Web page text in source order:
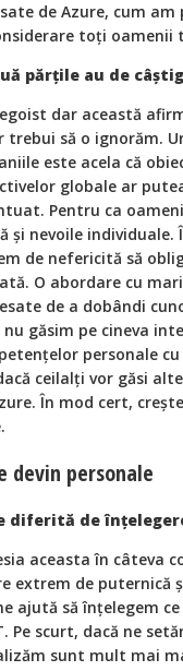
de Azure, cum
toți oamenii
părțile au de
dar această
trebui să o ignorăm.
este acela că
globale ar
Pentru ca
și nevoile
de nefericită să
O abordare cu
de a dobândi
nu găsim pe cineva
personale
ceilalți vor găsi
În mod cert,
devin personale
diferită de
aceasta în câteva
extrem de
ajută să înțelegem
Pe scurt, dacă ne
sunt mult mai